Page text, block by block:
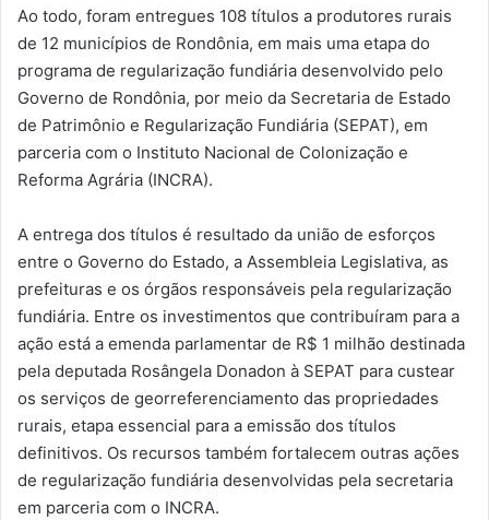
Ao todo, foram entregues 108 títulos a produtores rurais
de 12 municípios de Rondônia, em mais uma etapa do
programa de regularização fundiária desenvolvido pelo
Governo de Rondônia, por meio da Secretaria de Estado
de Patrimônio e Regularização Fundiária (SEPAT), em
parceria com o Instituto Nacional de Colonização e
Reforma Agrária (INCRA).
A entrega dos títulos é resultado da união de esforços
entre o Governo do Estado, a Assembleia Legislativa, as
prefeituras e os órgãos responsáveis pela regularização
fundiária. Entre os investimentos que contribuíram para a
ação está a emenda parlamentar de R$ 1 milhão destinada
pela deputada Rosângela Donadon à SEPAT para custear
os serviços de georreferenciamento das propriedades
rurais, etapa essencial para a emissão dos títulos
definitivos. Os recursos também fortalecem outras ações
de regularização fundiária desenvolvidas pela secretaria
em parceria com o INCRA.